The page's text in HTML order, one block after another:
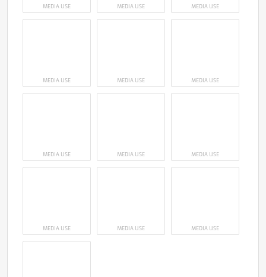
MEDIA USE MEDIA USE MEDIA USE
MEDIA USE MEDIA USE MEDIA USE
MEDIA USE MEDIA USE MEDIA USE
MEDIA USE MEDIA USE MEDIA USE